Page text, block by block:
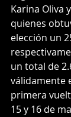
Karina Oliva
quienes
elección un
un total de
válidamente
primera
15 y 16 de